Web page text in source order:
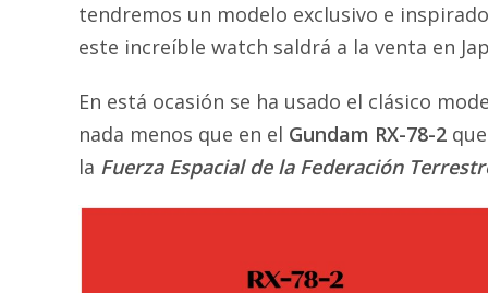
tendremos un modelo exclusivo e
este increíble watch saldrá a la venta en
En está ocasión se ha usado el clásico
nada menos que en el Gundam RX-78-2
la Fuerza Espacial de la Federación